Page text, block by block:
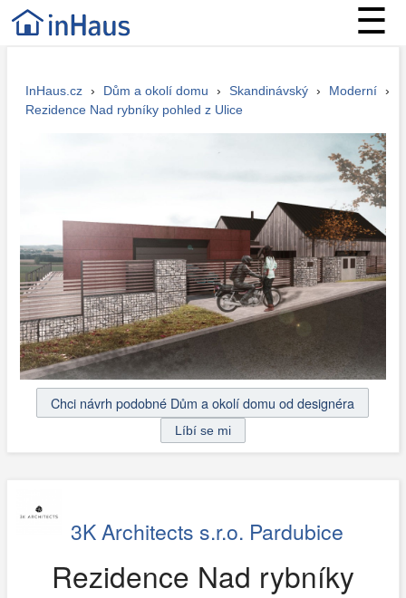
☰
InHaus.cz › Dům a okolí domu › Skandinávský › Moderní ›
Rezidence Nad rybníky pohled z Ulice
Chci návrh podobné Dům a okolí domu od designéra
3K Architects s.r.o. Pardubice
Rezidence Nad rybníky